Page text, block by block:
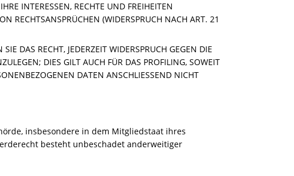
INTERESSEN, RECHTE UND FREIHEITEN
RECHTSANSPRÜCHEN (WIDERSPRUCH NACH ART. 21
DAS RECHT, JEDERZEIT WIDERSPRUCH GEGEN DIE
DIES GILT AUCH FÜR DAS PROFILING, SOWEIT
DATEN ANSCHLIESSEND NICHT
insbesondere in dem Mitgliedstaat ihres
besteht unbeschadet anderweitiger